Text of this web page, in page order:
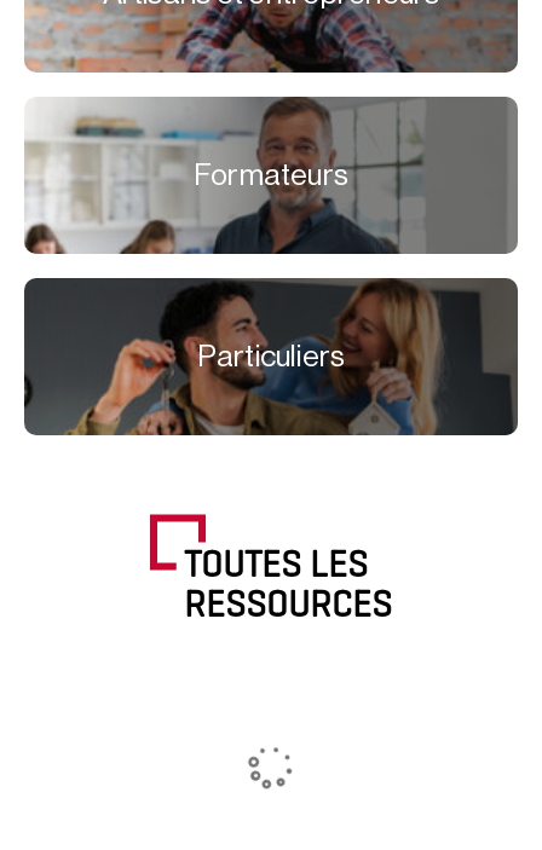
Formateurs
Particuliers
TOUTES LES
RESSOURCES